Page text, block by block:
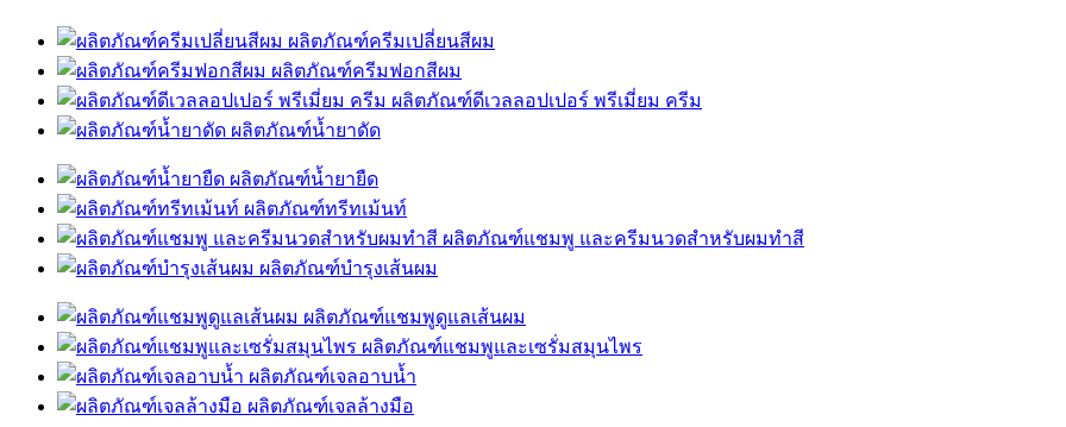
ผลิตภัณฑ์ครีมเปลี่ยนสีผม
ผลิตภัณฑ์ครีมฟอกสีผม
ผลิตภัณฑ์ดีเวลลอปเปอร์ พรีเมี่ยม ครีม
ผลิตภัณฑ์น้ำยาดัด
ผลิตภัณฑ์น้ำยายืด
ผลิตภัณฑ์ทรีทเม้นท์
ผลิตภัณฑ์แชมพู และครีมนวดสำหรับผมทำสี
ผลิตภัณฑ์บำรุงเส้นผม
ผลิตภัณฑ์แชมพูดูแลเส้นผม
ผลิตภัณฑ์แชมพูและเซรั่มสมุนไพร
ผลิตภัณฑ์เจลอาบน้ำ
ผลิตภัณฑ์เจลล้างมือ